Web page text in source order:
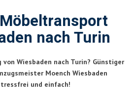
nach Turin
von Wiesbaden nach Turin? Günstiger
Moench Wiesbaden
und einfach!